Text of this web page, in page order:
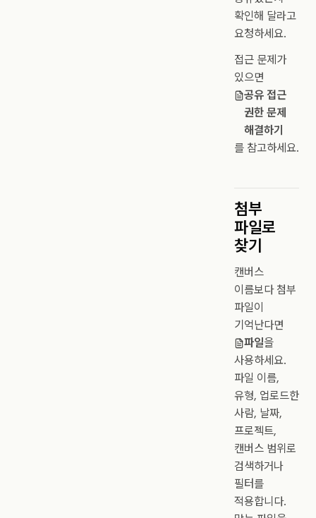
확인해 달라고
요청하세요.
접근 문제가
있으면
공유 접근
권한 문제
해결하기
를 참고하세요.
첨부
파일로
찾기
캔버스
이름보다 첨부
파일이
기억난다면
파일을
사용하세요.
파일 이름,
유형, 업로드한
사람, 날짜,
프로젝트,
캔버스 범위로
검색하거나
필터를
적용합니다.